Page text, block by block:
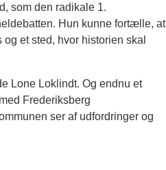
som den radikale 1.
Hun kunne fortælle, at
et sted, hvor historien skal
Lone Loklindt. Og endnu et
Frederiksberg
ser af udfordringer og